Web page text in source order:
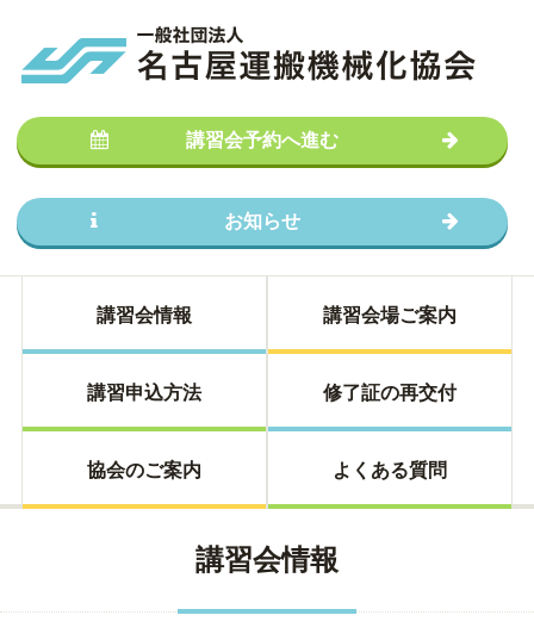
講習会予約へ進む
お知らせ
講習会情報 講習会場ご案内
講習申込方法 修了証の再交付
協会のご案内 よくある質問
講習会情報